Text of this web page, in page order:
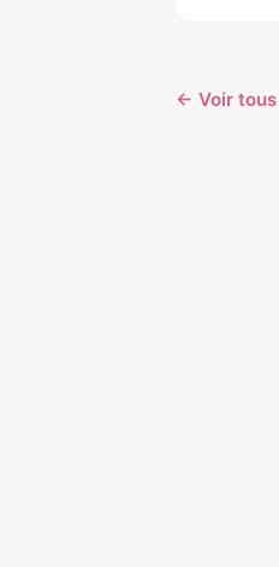
← Voir